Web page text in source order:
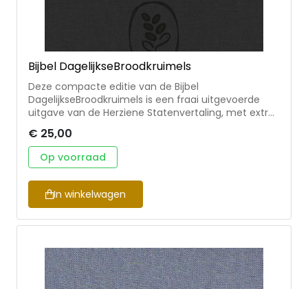
Bijbel DagelijkseBroodkruimels
Deze compacte editie van de Bijbel
DagelijkseBroodkruimels is een fraai uitgevoerde
uitgave van de Herziene Statenvertaling, met extra
10x15 cm
€ 25,00
Op voorraad
In winkelwagen